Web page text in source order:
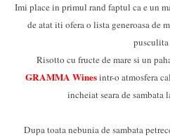
Imi place in primul rand faptul ca e un
de atat iti ofera o lista generoasa de
Risotto cu fructe de mare si un
GRAMMA Winesintr-o atmosfera
incheiat seara de sambata
Dupa toata nebunia de sambata